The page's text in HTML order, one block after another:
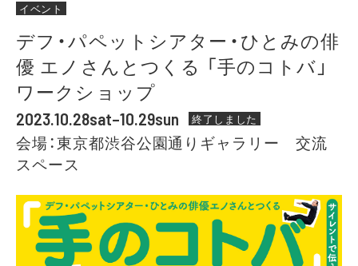
イベント
デフ・パペットシアター・ひとみの俳
優 エノさんとつくる 「手のコトバ」
ワークショップ
2023.10.28sat–10.29sun 終了しました
会場：東京都渋谷公園通りギャラリー 交流
スペース